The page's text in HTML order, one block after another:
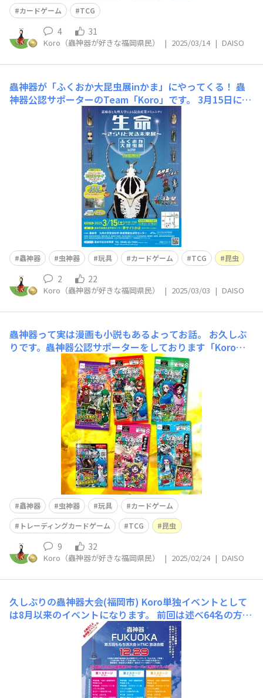
カードゲーム
TCG
4 31
Koro（蟲神器が好きな福岡県民） | 2025/03/14 | DAISO
蟲神器が「ふくおか大昆虫展inかま」にやってくる！ 蟲
神器公認サポーターのTeam「Koro」です。 3月15日に嘉
麻市と九州大学が主催の「ふくおか大昆虫展inかま」が開
催されます！ なんとそのメインイベントのひとつにダイ
ソーオリジナルカードゲーム「蟲神器」が採用されまし
た！ そこで福岡住みの私を中心に大分県や東京都など
蟲神器 虫神器 玩具 カードゲーム TCG 昆虫
2 22
Koro（蟲神器が好きな福岡県民） | 2025/03/03 | DAISO
蟲神器って実は漫画も小説もあるよってお話。
お久しぶ
りです。蟲神器公認サポーターをしております「Koro」
です。 蟲神器が好きで普及活動に携わる誰でもなること
が出来るボランティアメンバーってやつですね！は
い！ 好きすぎてそんなことをしております。 今日はそん
な蟲神器のお話です。 ダイソーオリジナルカード
蟲神器 虫神器 玩具
カードゲーム
トレーディングカードゲーム
TCG 昆虫
9 32
Koro（蟲神器が好きな福岡県民） | 2025/02/24 | DAISO
久しぶりの蟲神器大会(福岡市) Koro単独イベントとして
は8月以来のイベントになります。 前回は述べ64名の方に
大会に参加して頂きました！ 今回急な開催にはなります
が、いつも通り無料の体験会や無料のフリー対戦スペース
もありますので。 ちょっと蟲神器やってみたいなって方
はぜひお気軽にお越しください。&